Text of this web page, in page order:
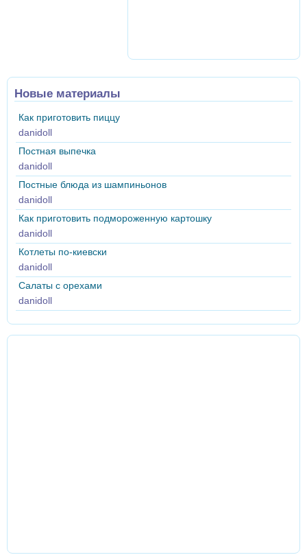
Новые материалы
Как приготовить пиццу
danidoll
Постная выпечка
danidoll
Постные блюда из шампиньонов
danidoll
Как приготовить подмороженную картошку
danidoll
Котлеты по-киевски
danidoll
Салаты с орехами
danidoll